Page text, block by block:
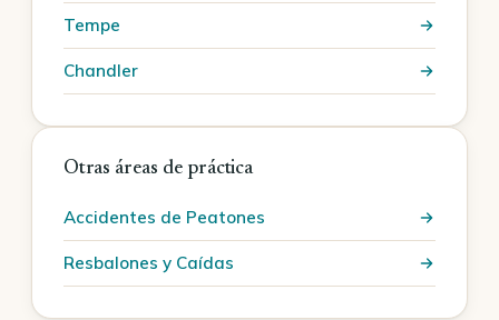
Tempe
Chandler
Otras áreas de práctica
Accidentes de Peatones
Resbalones y Caídas